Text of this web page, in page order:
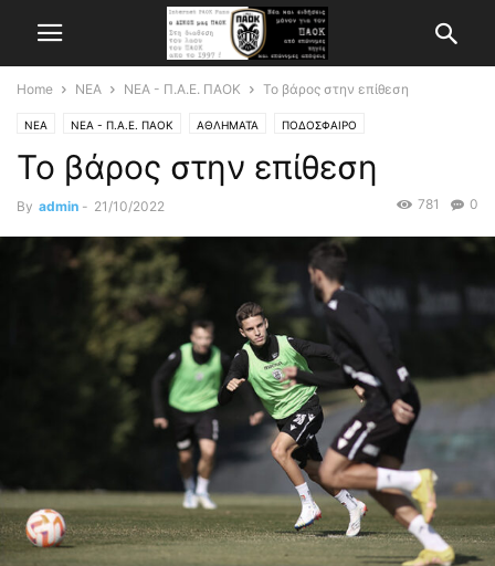
Home ΝΕΑ ΝΕΑ - Π.Α.Ε. ΠΑΟΚ Το βάρος στην επίθεση
ΝΕΑ ΝΕΑ - Π.Α.Ε. ΠΑΟΚ ΑΘΛΗΜΑΤΑ ΠΟΔΟΣΦΑΙΡΟ
Το βάρος στην επίθεση
By admin - 21/10/2022 0
781